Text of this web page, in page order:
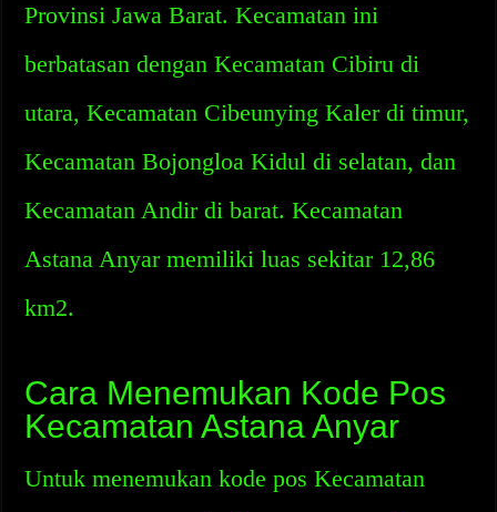
Provinsi Jawa Barat. Kecamatan ini
berbatasan dengan Kecamatan Cibiru di
utara, Kecamatan Cibeunying Kaler di timur,
Kecamatan Bojongloa Kidul di selatan, dan
Kecamatan Andir di barat. Kecamatan
Astana Anyar memiliki luas sekitar 12,86
km2.
Cara Menemukan Kode Pos
Kecamatan Astana Anyar
Untuk menemukan kode pos Kecamatan